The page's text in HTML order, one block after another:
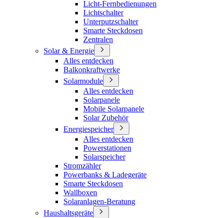
Licht-Fernbedienungen
Lichtschalter
Unterputzschalter
Smarte Steckdosen
Zentralen
Solar & Energie
Alles entdecken
Balkonkraftwerke
Solarmodule
Alles entdecken
Solarpanele
Mobile Solarpanele
Solar Zubehör
Energiespeicher
Alles entdecken
Powerstationen
Solarspeicher
Stromzähler
Powerbanks & Ladegeräte
Smarte Steckdosen
Wallboxen
Solaranlagen-Beratung
Haushaltsgeräte